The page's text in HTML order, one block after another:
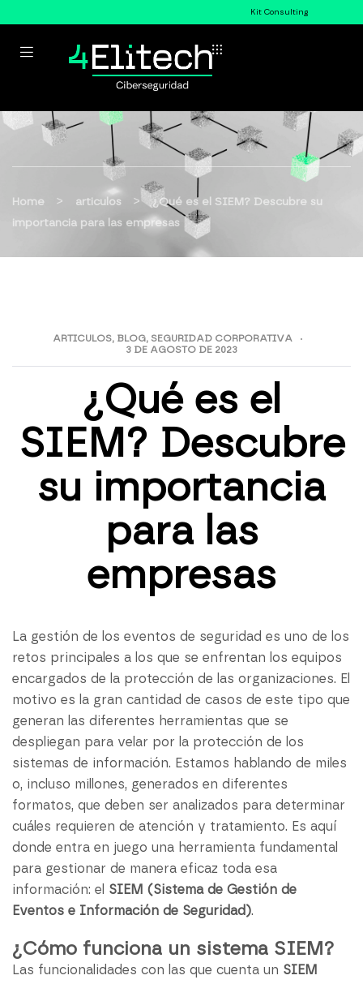
Kit Consulting
Home > articulos >
¿Qué es el SIEM? Descubre su
importancia para las empresas
ARTICULOS, BLOG, SEGURIDAD CORPORATIVA
3 DE AGOSTO DE 2023
¿Qué es el
SIEM? Descubre
su importancia
para las
empresas
La gestión de los eventos de seguridad es uno de los
retos principales a los que se enfrentan los equipos
encargados de la protección de las organizaciones. El
motivo es la gran cantidad de casos de este tipo que
generan las diferentes herramientas que se
despliegan para velar por la protección de los
sistemas de información. Estamos hablando de miles
o, incluso millones, generados en diferentes
formatos, que deben ser analizados para determinar
cuáles requieren de atención y tratamiento. Es aquí
donde entra en juego una herramienta fundamental
para gestionar de manera eficaz toda esa
información: el SIEM (Sistema de Gestión de
Eventos e Información de Seguridad).
¿Cómo funciona un sistema SIEM?
Las funcionalidades con las que cuenta un SIEM